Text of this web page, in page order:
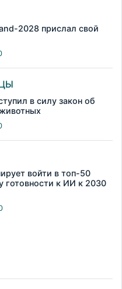
2028 прислал свой
в силу закон об
войти в топ-50
готовности к ИИ к 2030